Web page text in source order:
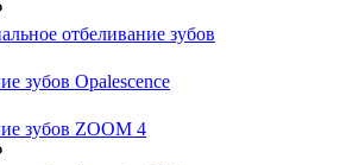
отбеливание зубов
зубов Opalescence
зубов ZOOM 4